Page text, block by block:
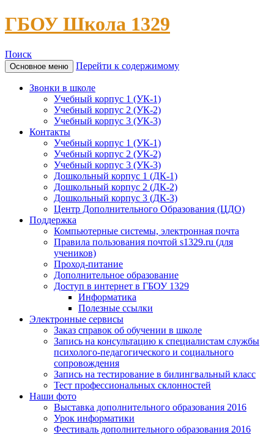
ГБОУ Школа 1329
Поиск
Основное меню Перейти к содержимому
Звонки в школе
Учебный корпус 1 (УК-1)
Учебный корпус 2 (УК-2)
Учебный корпус 3 (УК-3)
Контакты
Учебный корпус 1 (УК-1)
Учебный корпус 2 (УК-2)
Учебный корпус 3 (УК-3)
Дошкольный корпус 1 (ДК-1)
Дошкольный корпус 2 (ДК-2)
Дошкольный корпус 3 (ДК-3)
Центр Дополнительного Образования (ЦДО)
Поддержка
Компьютерные системы, электронная почта
Правила пользования почтой s1329.ru (для
учеников)
Проход-питание
Дополнительное образование
Доступ в интернет в ГБОУ 1329
Информатика
Полезные ссылки
Электронные сервисы
Заказ справок об обучении в школе
Запись на консультацию к специалистам службы
психолого-педагогического и социального
сопровождения
Запись на тестирование в билингвальный класс
Тест профессиональных склонностей
Наши фото
Выставка дополнительного образования 2016
Урок информатики
Фестиваль дополнительного образования 2016